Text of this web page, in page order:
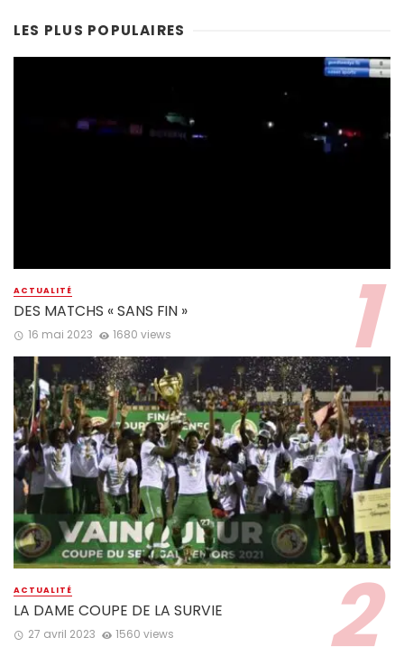
LES PLUS POPULAIRES
ACTUALITÉ
DES MATCHS « SANS FIN »
16 mai 2023 1680 views
ACTUALITÉ
LA DAME COUPE DE LA SURVIE
27 avril 2023 1560 views